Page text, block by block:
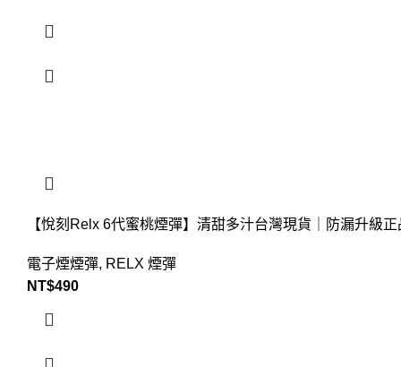
【悅刻Relx 6代蜜桃煙彈】清甜多汁台灣現貨｜防漏升級正
電子煙煙彈, RELX 煙彈
NT$490